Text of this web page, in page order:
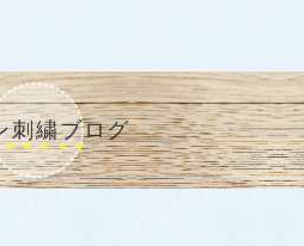
刺繍ブログ